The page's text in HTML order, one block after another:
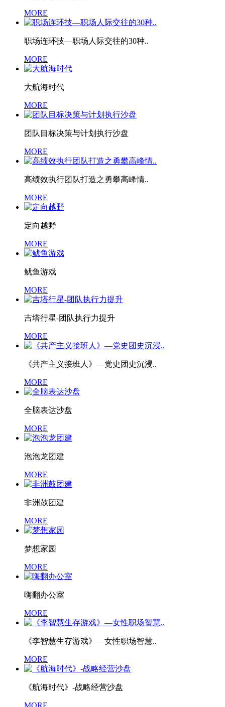
MORE
职场连环技—职场人际交往的30种..
MORE
大航海时代
MORE
团队目标决策与计划执行沙盘
MORE
​高绩效执行团队打造之勇攀高峰情..
MORE
定向越野
MORE
鱿鱼游戏
MORE
吉塔行星-团队执行力提升
MORE
《共产主义接班人》—党史团史沉浸..
MORE
全脑表达沙盘
MORE
泡泡龙团建
MORE
非洲鼓团建
MORE
梦想家园
MORE
嗨翻办公室
MORE
《李智慧生存游戏》—女性职场智慧..
MORE
《航海时代》-战略经营沙盘